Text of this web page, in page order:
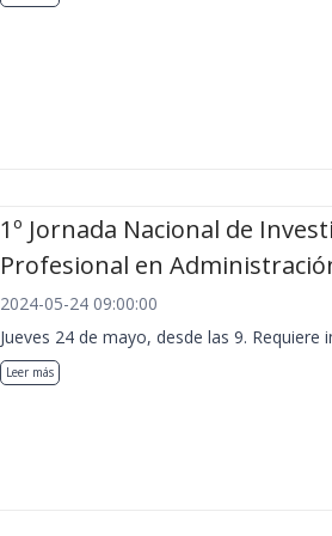
1º Jornada Nacional de
Profesional en
2024-05-24 09:00:00
Jueves 24 de mayo, desde las 9. Requiere
Leer más